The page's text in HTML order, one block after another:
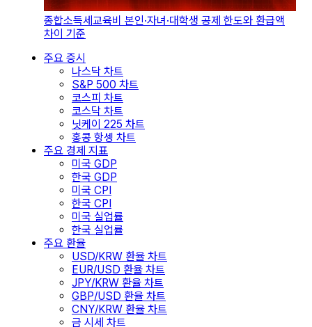
종합소득세교육비 본인·자녀·대학생 공제 한도와 환급액
차이 기준
주요 증시
나스닥 차트
S&P 500 차트
코스피 차트
코스닥 차트
닛케이 225 차트
홍콩 항셍 차트
주요 경제 지표
미국 GDP
한국 GDP
미국 CPI
한국 CPI
미국 실업률
한국 실업률
주요 환율
USD/KRW 환율 차트
EUR/USD 환율 차트
JPY/KRW 환율 차트
GBP/USD 환율 차트
CNY/KRW 환율 차트
금 시세 차트